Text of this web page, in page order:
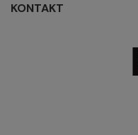
KONTAKT